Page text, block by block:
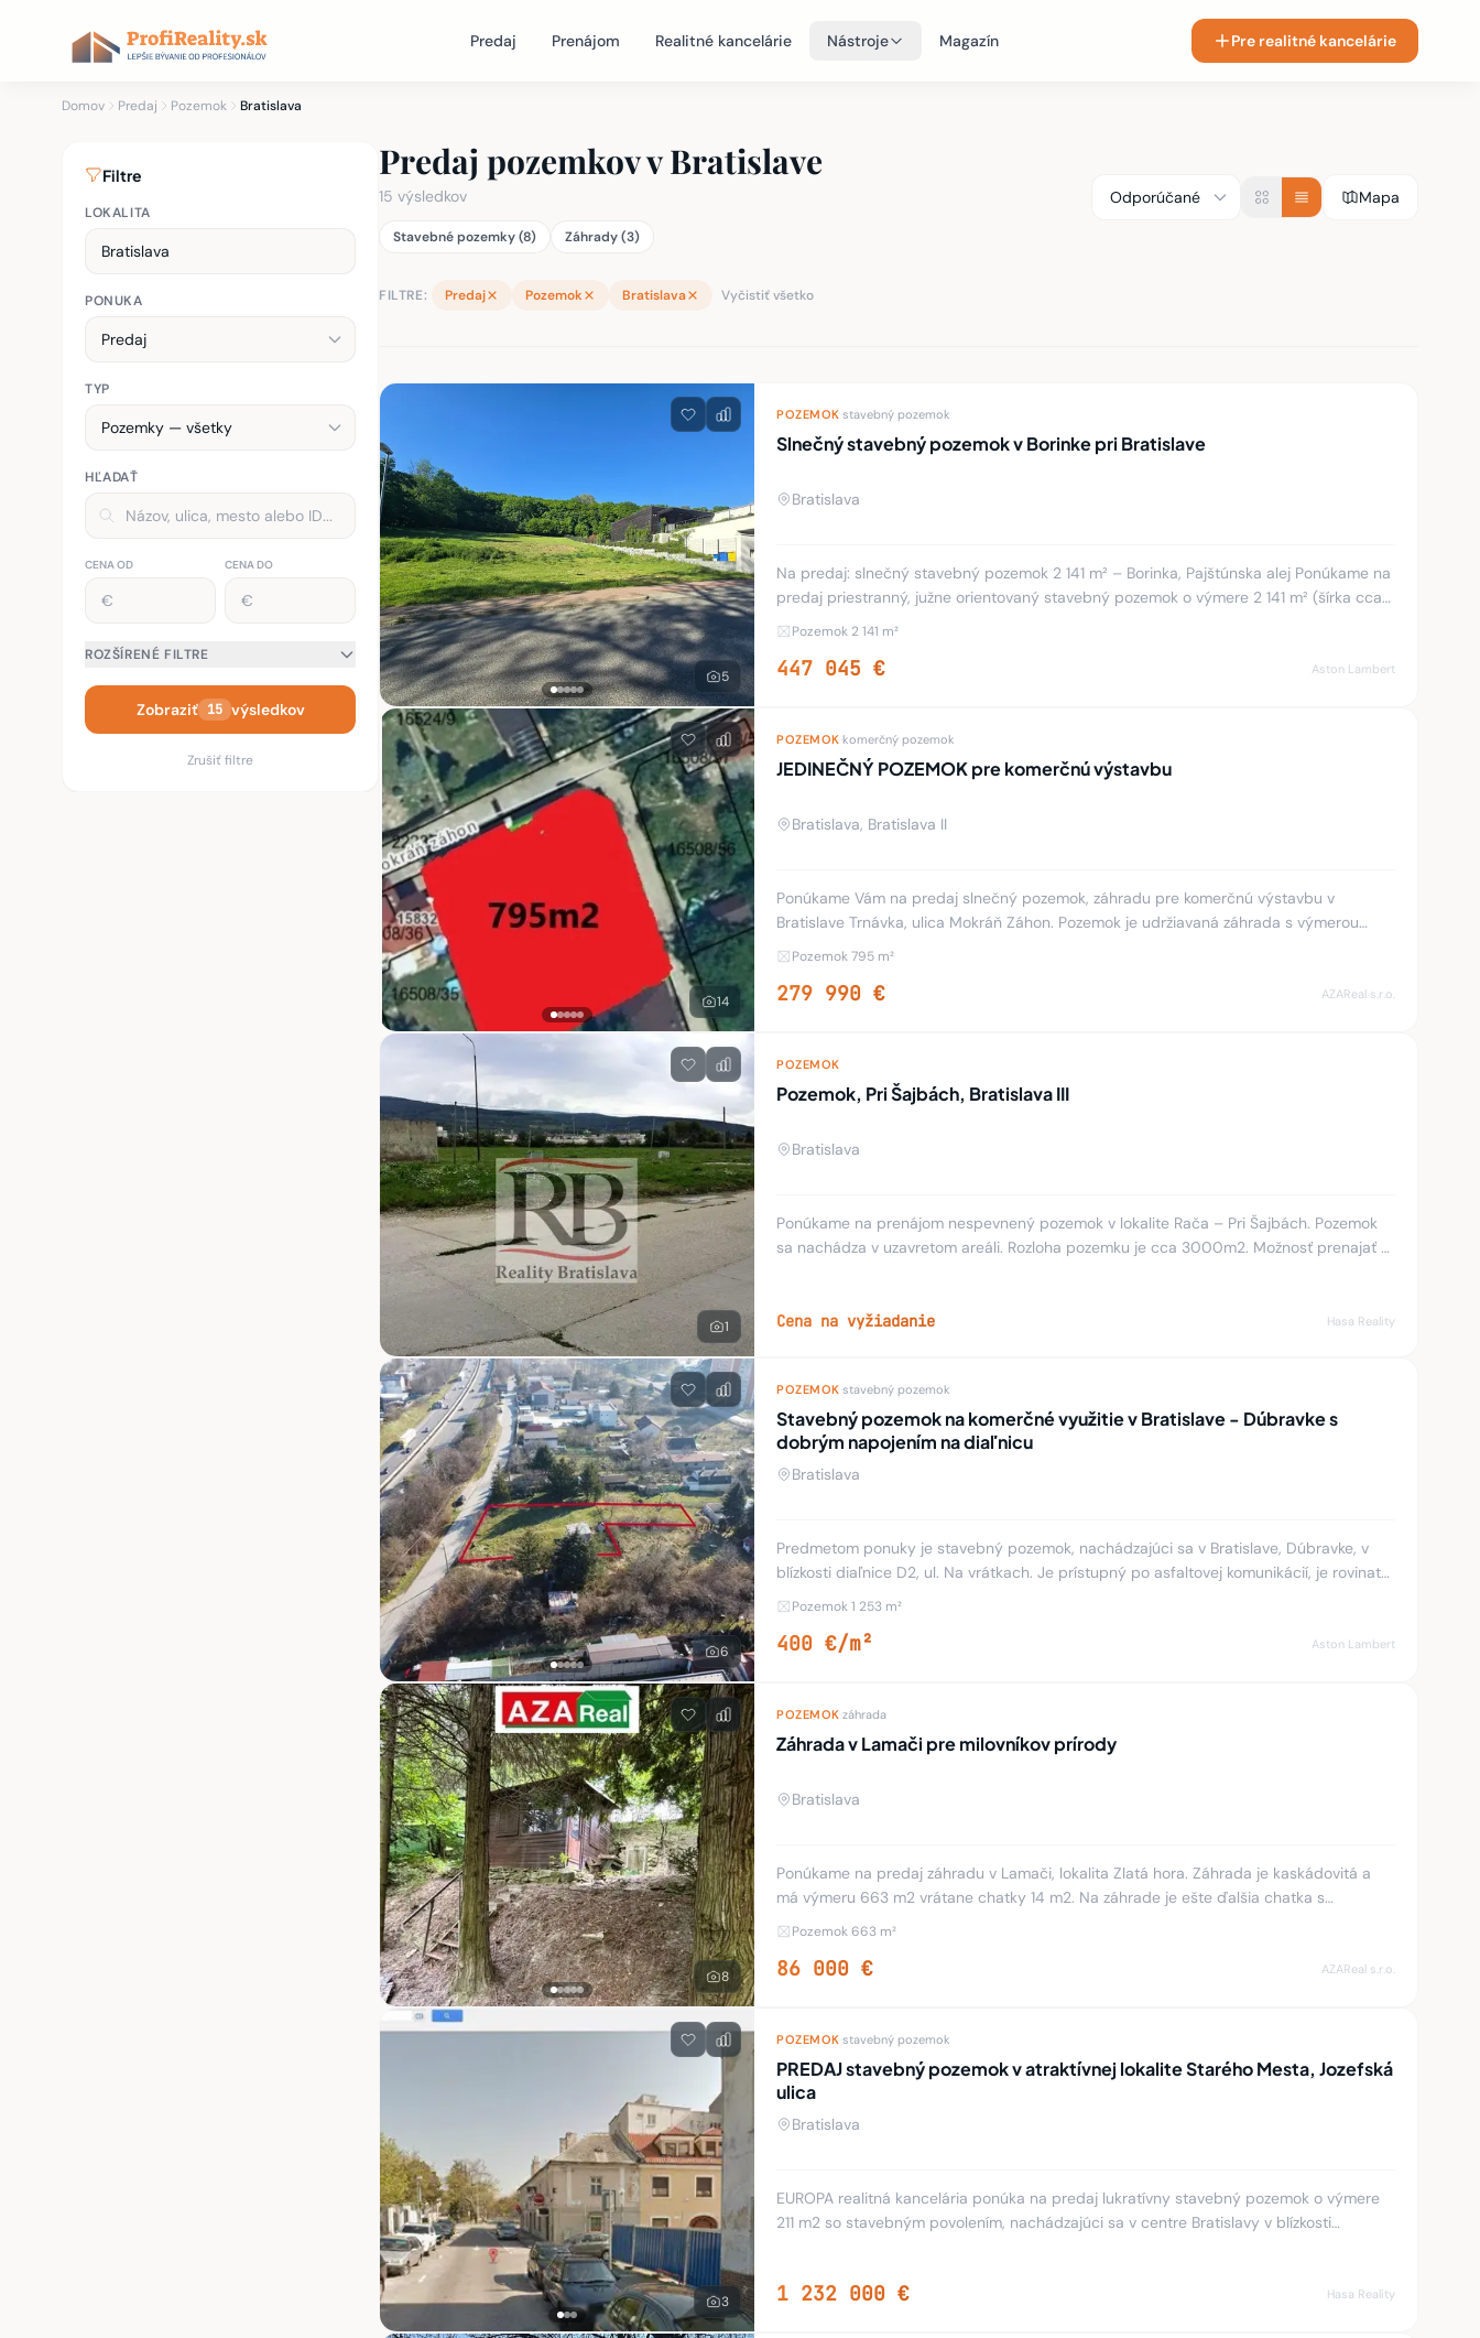
Predaj Prenájom Realitné kancelárie Nástroje Magazín Pre realitné kancelárie
Domov Predaj Pozemok Bratislava
Filtre
LOKALITA
PONUKA
TYP
HĽADAŤ
CENA OD CENA DO
ROZŠÍRENÉ FILTRE
Zobraziť 15 výsledkov
Zrušiť filtre
Predaj pozemkov v Bratislave
15 výsledkov
Stavebné pozemky (8) Záhrady (3)
Mapa
FILTRE: Predaj Pozemok Bratislava Vyčistiť všetko
Zoznam nehnuteľností
5
POZEMOK stavebný pozemok
Slnečný stavebný pozemok v Borinke pri Bratislave
Bratislava
Na predaj: slnečný stavebný pozemok 2 141 m² – Borinka, Pajštúnska alej Ponúkame na
predaj priestranný, južne orientovaný stavebný pozemok o výmere 2 141 m² (šírka cca
25 m, dĺžka cca 85 m) v novej m
Pozemok 2 141 m²
447 045 € Aston Lambert
14
POZEMOK komerčný pozemok
JEDINEČNÝ POZEMOK pre komerčnú výstavbu
Bratislava, Bratislava II
Ponúkame Vám na predaj slnečný pozemok, záhradu pre komerčnú výstavbu v
Bratislave Trnávka, ulica Mokráň Záhon. Pozemok je udržiavaná záhrada s výmerou
795m2. Na pozemku je chata so súpis. číslom. K p
Pozemok 795 m²
279 990 € AZAReal s.r.o.
1
POZEMOK
Pozemok, Pri Šajbách, Bratislava III
Bratislava
Ponúkame na prenájom nespevnený pozemok v lokalite Rača – Pri Šajbách. Pozemok
sa nachádza v uzavretom areáli. Rozloha pozemku je cca 3000m2. Možnosť prenajať aj
Cena na vyžiadanie Hasa Reality
6
POZEMOK stavebný pozemok
Stavebný pozemok na komerčné využitie v Bratislave - Dúbravke s
dobrým napojením na diaľnicu
Bratislava
Predmetom ponuky je stavebný pozemok, nachádzajúci sa v Bratislave, Dúbravke, v
blízkosti diaľnice D2, ul. Na vrátkach. Je prístupný po asfaltovej komunikácií, je rovinatý,
resp. veľmi mierne svahovit
Pozemok 1 253 m²
400 €/m² Aston Lambert
8
POZEMOK záhrada
Záhrada v Lamači pre milovníkov prírody
Bratislava
Ponúkame na predaj záhradu v Lamači, lokalita Zlatá hora. Záhrada je kaskádovitá a
má výmeru 663 m2 vrátane chatky 14 m2. Na záhrade je ešte ďalšia chatka s
možnosťou príležitostného prespávania. Chat
Pozemok 663 m²
86 000 € AZAReal s.r.o.
3
POZEMOK stavebný pozemok
PREDAJ stavebný pozemok v atraktívnej lokalite Starého Mesta, Jozefská
ulica
Bratislava
EUROPA realitná kancelária ponúka na predaj lukratívny stavebný pozemok o výmere
211 m2 so stavebným povolením, nachádzajúci sa v centre Bratislavy v blízkosti
1 232 000 € Hasa Reality